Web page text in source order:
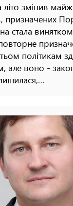
змінив
призначених
стала
політикам
але воно -